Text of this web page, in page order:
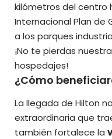
kilómetros del centro
Internacional Plan de
a los parques
¡No te pierdas
hospedajes!
¿Cómo
La llegada de Hilton
extraordinaria que
también fortalece la